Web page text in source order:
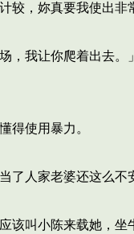
较，妳真要我使出非
，我让你爬着出去。
使用暴力。
了人家老婆还这么
该叫小陈来载她，坐